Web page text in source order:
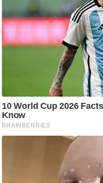
फि
ट
ने
रि
ले
श
न